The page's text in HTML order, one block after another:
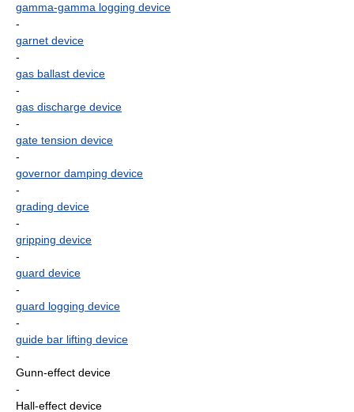
gamma-gamma logging device
-
garnet device
-
gas ballast device
-
gas discharge device
-
gate tension device
-
governor damping device
-
grading device
-
gripping device
-
guard device
-
guard logging device
-
guide bar lifting device
-
Gunn-effect device
-
Hall-effect device